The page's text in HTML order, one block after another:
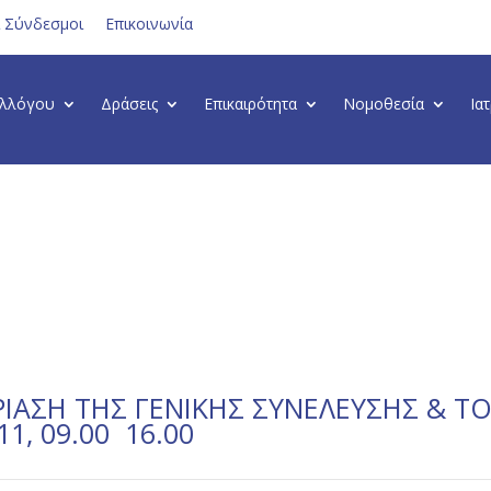
Σύνδεσμοι Επικοινωνία
Δράσεις Επικαιρότητα Νομοθεσία
ΤΗΣ ΓΕΝΙΚΗΣ ΣΥΝΕΛΕΥΣΗΣ &
09.00  16.00